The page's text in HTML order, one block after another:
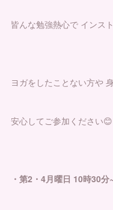
皆んな勉強熱心で インス
ヨガをしたことない方や
安心してご参加ください😊
・第2・4月曜日 10時30